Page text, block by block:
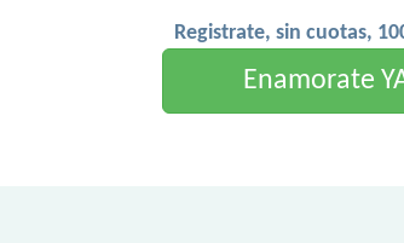
Registrate, sin cuotas,
Enamorate